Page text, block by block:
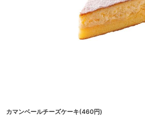
カマンベールチーズケーキ(460円)